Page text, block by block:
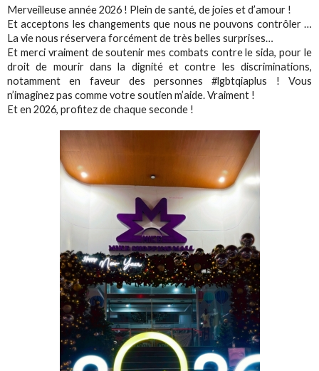
Merveilleuse année 2026 ! Plein de santé, de joies et d’amour !
Et acceptons les changements que nous ne pouvons contrôler …
La vie nous réservera forcément de très belles surprises…
Et merci vraiment de soutenir mes combats contre le sida, pour le
droit de mourir dans la dignité et contre les discriminations,
notamment en faveur des personnes #lgbtqiaplus ! Vous
n’imaginez pas comme votre soutien m’aide. Vraiment !
Et en 2026, profitez de chaque seconde !